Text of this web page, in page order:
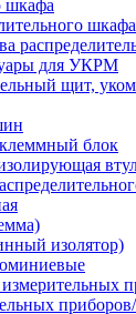
шкафа
шкафа
для УКРМ
щит,
блок
изолятор)
приборов/